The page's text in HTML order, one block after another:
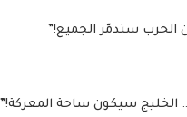
الحرب ستدمّر الجميع!”
الخليج سيكون ساحة المعركة!”